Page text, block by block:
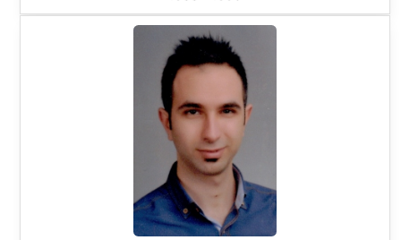
Yüksek Lisans
Gazi Üniversitesi, Sağlık Bilimleri Enstitüsü, Fizyoloji
Anabilim Dalı, Türkiye
1983 - 1987
Lisans
Araştırma Alanları:
Sağlık Bilimleri